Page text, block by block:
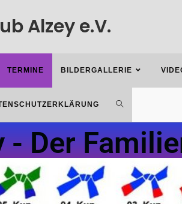
Alzey e.V.
TERMINE BILDERGALLERIE
- Der